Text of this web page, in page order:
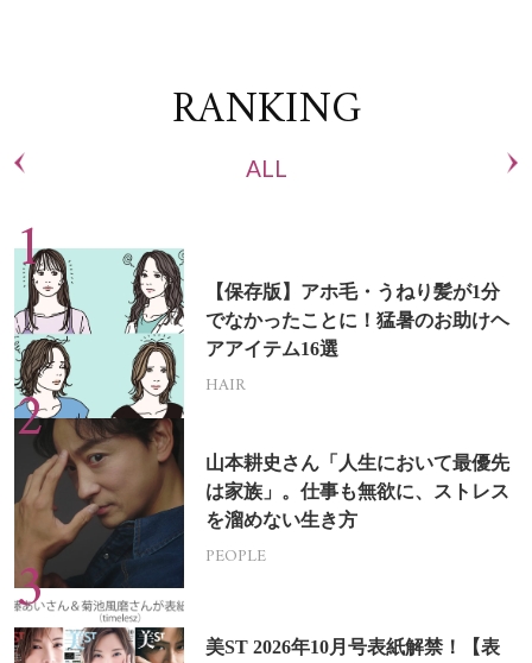
RANKING
ALL
【保存版】アホ毛・うねり髪が1分
でなかったことに！猛暑のお助けヘ
アアイテム16選
HAIR
山本耕史さん「人生において最優先
は家族」。仕事も無欲に、ストレス
を溜めない生き方
PEOPLE
美ST 2026年10月号表紙解禁！【表